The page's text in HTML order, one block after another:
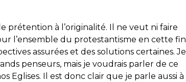
prétention à l’originalité. Il ne veut ni faire
l’ensemble du protestantisme en cette fin
assurées et des solutions certaines. Je
penseurs, mais je voudrais parler de ce
Eglises. Il est donc clair que je parle aussi à